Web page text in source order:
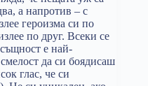
а напротив – с
героизма си по
по друг. Всеки се
е най-
да си боядисаш
глас, че си